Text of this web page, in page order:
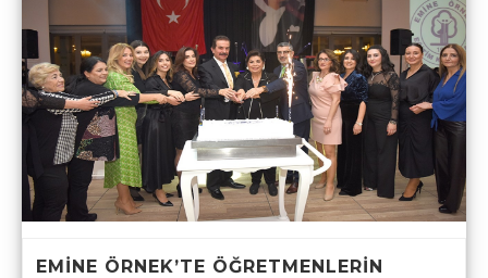
EMİNE ÖRNEK’TE ÖĞRETMENLERİN